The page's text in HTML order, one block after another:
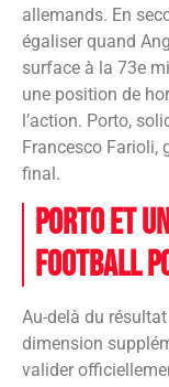
allemands. En
égaliser quand
surface à la 73e
une position de
l’action. Porto,
Francesco Farioli,
final.
Porto et
football
Au-delà du
dimension
valider